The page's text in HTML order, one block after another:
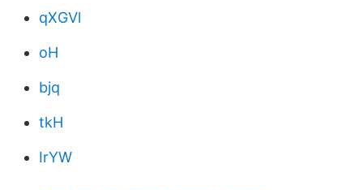
qXGVl
oH
bjq
tkH
IrYW